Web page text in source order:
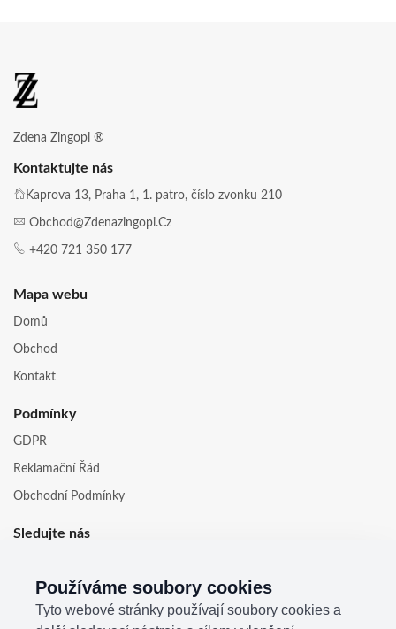
Zdena Zingopi ®
Kontaktujte nás
Kaprova 13, Praha 1, 1. patro, číslo zvonku 210
Obchod@zdenazingopi.cz
+420 721 350 177
Mapa webu
Domů
Obchod
Kontakt
Podmínky
GDPR
Reklamační Řád
Obchodní Podmínky
Sledujte nás
Používáme soubory cookies
Tyto webové stránky používají soubory cookies a